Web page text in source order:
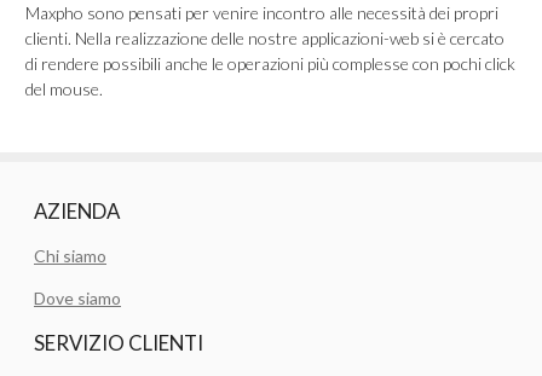
Maxpho sono pensati per venire incontro alle necessità dei propri
clienti. Nella realizzazione delle nostre applicazioni-web si è cercato
di rendere possibili anche le operazioni più complesse con pochi click
del mouse.
AZIENDA
Chi siamo
Dove siamo
SERVIZIO CLIENTI